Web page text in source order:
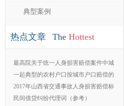
典型案例
热点文章 The Hottest
最高院关于统一人身损害赔偿案件中城
镇
一起典型的农村户口按城市户口赔偿的
交
2017年山西省交通事故人身损害赔偿标
准
民间借贷纠纷代理词（参考）